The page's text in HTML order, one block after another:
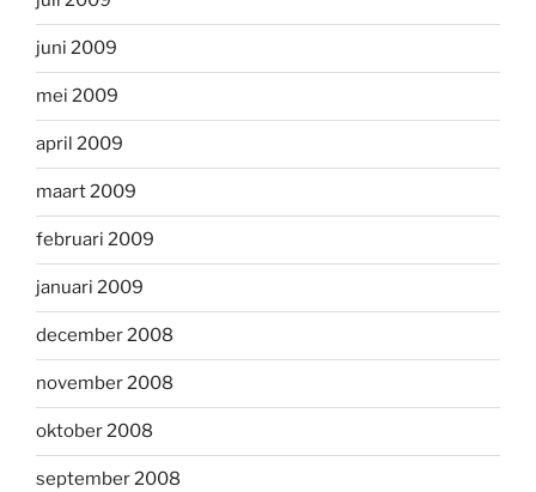
juni 2009
mei 2009
april 2009
maart 2009
februari 2009
januari 2009
december 2008
november 2008
oktober 2008
september 2008